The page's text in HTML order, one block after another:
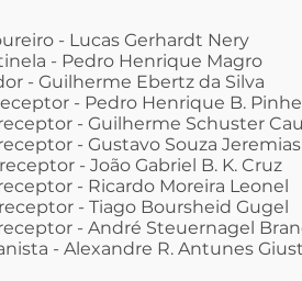
- Lucas Gerhardt Nery
- Pedro Henrique Magro
- Guilherme Ebertz da Silva
- Pedro Henrique B.
- Guilherme Schuster
- Gustavo Souza Jeremias
- João Gabriel B. K. Cruz
- Ricardo Moreira Leonel
- Tiago Boursheid Gugel
- André Steuernagel
- Alexandre R. Antunes